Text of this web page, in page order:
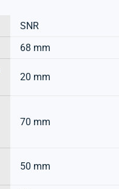
SNR
68 mm
20 mm
70 mm
50 mm